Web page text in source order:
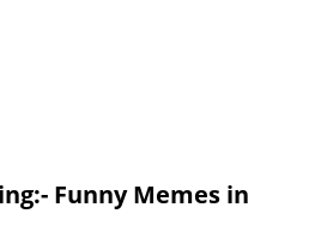
Funny Memes in